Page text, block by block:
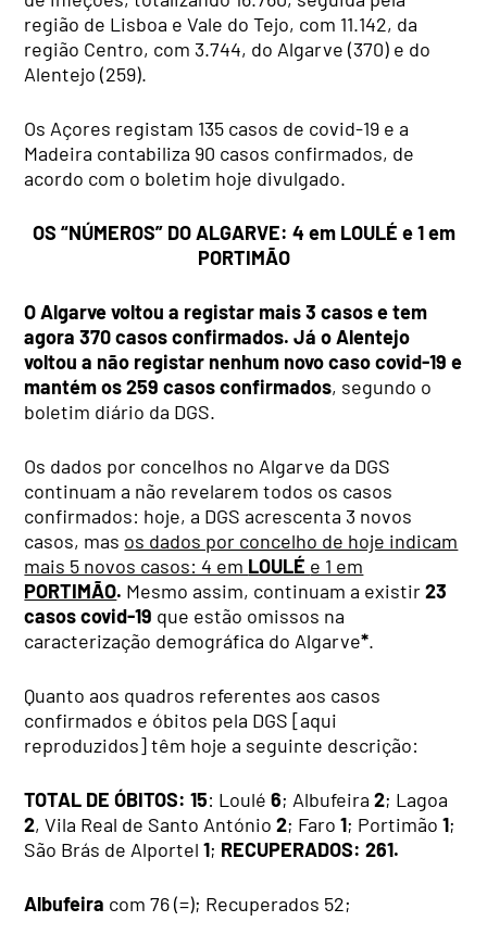
região de Lisboa e Vale do Tejo, com 11.142, da
região Centro, com 3.744, do Algarve (370) e do
Alentejo (259).
Os Açores registam 135 casos de covid-19 e a
Madeira contabiliza 90 casos confirmados, de
acordo com o boletim hoje divulgado.
OS “NÚMEROS” DO ALGARVE: 4 em LOULÉ e 1 em
PORTIMÃO
O Algarve voltou a registar mais 3 casos e tem
agora 370 casos confirmados. Já o Alentejo
voltou a não registar nenhum novo caso covid-19 e
mantém os 259 casos confirmados, segundo o
boletim diário da DGS.
Os dados por concelhos no Algarve da DGS
continuam a não revelarem todos os casos
confirmados: hoje, a DGS acrescenta 3 novos
casos, mas os dados por concelho de hoje indicam
mais 5 novos casos: 4 em LOULÉ e 1 em
PORTIMÃO. Mesmo assim, continuam a existir23
casos covid-19 que estão omissos na
caracterização demográfica do Algarve*.
Quanto aos quadros referentes aos casos
confirmados e óbitos pela DGS [aqui
reproduzidos] têm hoje a seguinte descrição:
TOTAL DE ÓBITOS: 15: Loulé6; Albufeira2; Lagoa
2, Vila Real de Santo António2; Faro1; Portimão1;
São Brás de Alportel1; RECUPERADOS: 261.
Albufeira com 76 (=); Recuperados 52;